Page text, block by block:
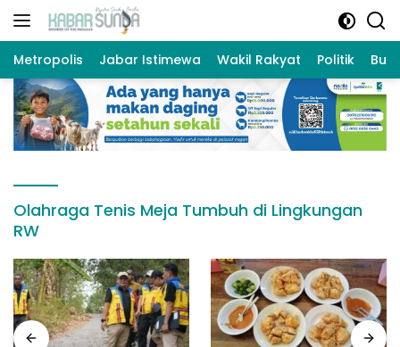
Langsung
Metropolis Jabar Istimewa Wakil Rakyat Politik
Olahraga Tenis Meja Tumbuh di Lingkungan
RW